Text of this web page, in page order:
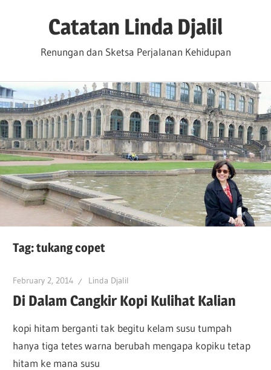
Catatan Linda Djalil
Renungan dan Sketsa Perjalanan Kehidupan
Tag:tukang copet
February 2, 2014 Linda Djalil
Di Dalam Cangkir Kopi Kulihat Kalian
kopi hitam berganti tak begitu kelam susu tumpah
hanya tiga tetes warna berubah mengapa kopiku tetap
hitam ke mana susu